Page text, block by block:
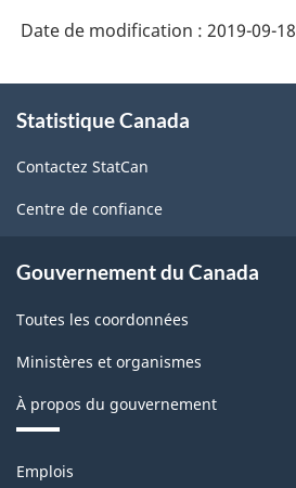
produits
l'Amérique
du
Nord
(SCPAN)
2017
-
Structure
Date de modification : 2019-09-18
propos
ce
site
Statistique Canada
Contactez StatCan
Centre de confiance
Gouvernement du Canada
Toutes les coordonnées
Ministères et organismes
À propos du gouvernement
Thèmes
Emplois